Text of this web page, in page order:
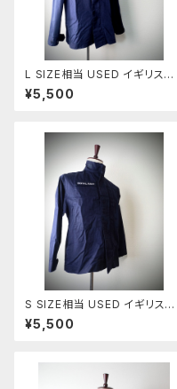
L SIZE相当 USED イギリス軍
ROYAL NAVY コンバットジャケ
ット(6)
¥5,500
S SIZE相当 USED イギリス軍
ROYAL NAVY コンバットジャケ
ット(1)
¥5,500